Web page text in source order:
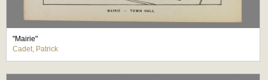
"Mairie"
Cadet, Patrick